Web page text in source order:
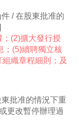
/ 在股東批准的
(2)擴大發行授
；(5)續聘獨立核
織章程細則；及
批准的情況下重
更改暫停辦理過